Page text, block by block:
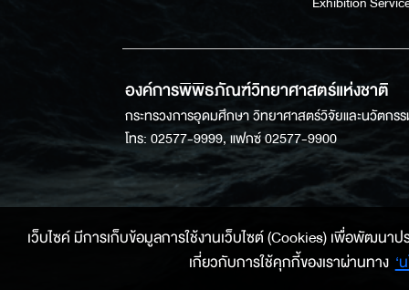
องค์การพิพิธภัณฑ์วิทยาศาสตร์แห่งชาติ
กระทรวงการอุดมศึกษา วิทยาศาสตร์วิจัยและนวัตก
โทร: 02577-9999, แฟกซ์ 02577-9900
เว็บไซค์ มีการเก็บข้อมูลการใช้งานเว็บไซต์ (Cookies) เพื่อพัฒน
เกี่ยวกับการใช้คุกกี้ของเราผ่านทาง ‘